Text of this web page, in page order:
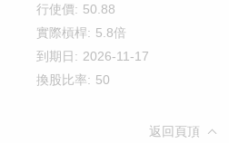
行使價: 50.88
實際槓桿: 5.8倍
到期日: 2026-11-17
換股比率: 50
返回頁頂